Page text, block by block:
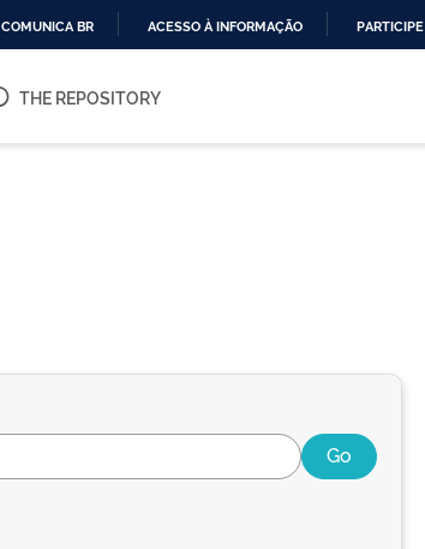
O
COMUNICA BR ACESSO À INFORMAÇÃO PARTICIPE
THE REPOSITORY